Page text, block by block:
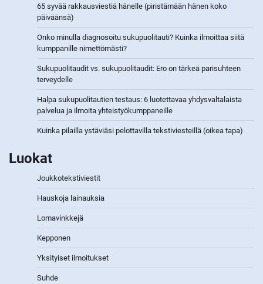
65 syvää rakkausviestiä hänelle (piristämään hänen koko
päiväänsä)
Onko minulla diagnosoitu sukupuolitauti? Kuinka ilmoittaa siitä
kumppanille nimettömästi?
Sukupuolitaudit vs. sukupuolitaudit: Ero on tärkeä parisuhteen
terveydelle
Halpa sukupuolitautien testaus: 6 luotettavaa yhdysvaltalaista
palvelua ja ilmoita yhteistyökumppaneille
Kuinka pilailla ystäviäsi pelottavilla tekstiviesteillä (oikea tapa)
Luokat
Joukkotekstiviestit
Hauskoja lainauksia
Lomavinkkejä
Kepponen
Yksityiset ilmoitukset
Suhde